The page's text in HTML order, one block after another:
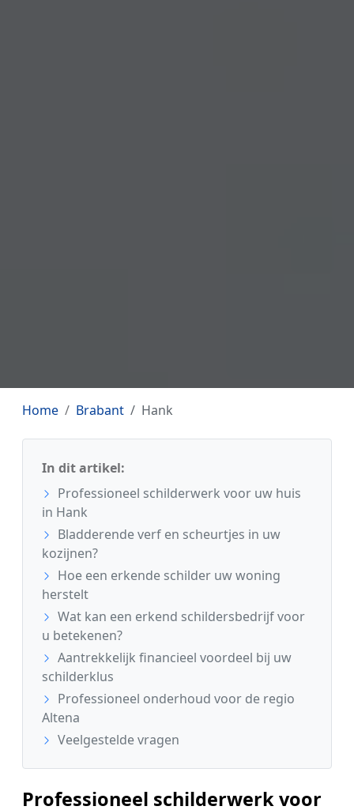
Home Brabant Hank
In dit artikel:
Professioneel schilderwerk voor uw huis
in Hank
Bladderende verf en scheurtjes in uw
kozijnen?
Hoe een erkende schilder uw woning
herstelt
Wat kan een erkend schildersbedrijf voor
u betekenen?
Aantrekkelijk financieel voordeel bij uw
schilderklus
Professioneel onderhoud voor de regio
Altena
Veelgestelde vragen
Professioneel schilderwerk voor